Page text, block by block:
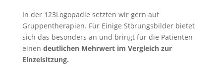
In der 123Logopadie setzten wir gern auf
Gruppentherapien. Für Einige Störungsbilder bietet
sich das besonders an und bringt für die Patienten
einen deutlichen Mehrwert im Vergleich zur
Einzelsitzung.